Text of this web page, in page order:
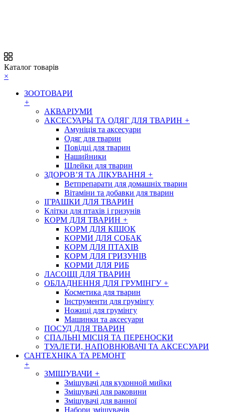
Каталог товарів
×
ЗООТОВАРИ
+
АКВАРІУМИ
АКСЕСУАРЫ ТА ОДЯГ ДЛЯ ТВАРИН +
Амуніція та аксесуари
Одяг для тварин
Повідці для тварин
Нашийники
Шлейки для тварин
ЗДОРОВ’Я ТА ЛІКУВАННЯ +
Ветпрепарати для домашніх тварин
Вітаміни та добавки для тварин
ІГРАШКИ ДЛЯ ТВАРИН
Клітки для птахів і гризунів
КОРМ ДЛЯ ТВАРИН +
КОРМ ДЛЯ КІШОК
КОРМИ ДЛЯ СОБАК
КОРМ ДЛЯ ПТАХІВ
КОРМ ДЛЯ ГРИЗУНІВ
КОРМИ ДЛЯ РИБ
ЛАСОЩІ ДЛЯ ТВАРИН
ОБЛАДНЕННЯ ДЛЯ ГРУМІНГУ +
Косметика для тварин
Інструменти для грумінгу
Ножиці для грумінгу
Машинки та аксесуари
ПОСУД ДЛЯ ТВАРИН
СПАЛЬНІ МІСЦЯ ТА ПЕРЕНОСКИ
ТУАЛЕТИ, НАПОВНЮВАЧІ ТА АКСЕСУАРИ
САНТЕХНІКА ТА РЕМОНТ
+
ЗМІШУВАЧИ +
Змішувачі для кухонной мийки
Змішувачі для раковини
Змішувачі для ванної
Набори змішувачів